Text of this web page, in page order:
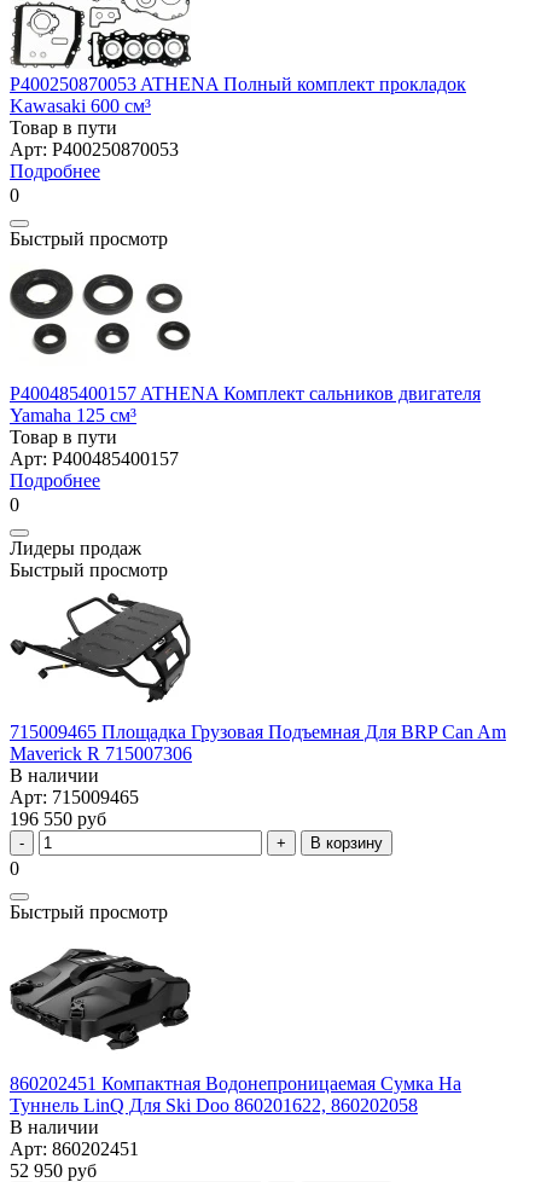
P400250870053 ATHENA Полный комплект прокладок
Kawasaki 600 см³
Товар в пути
Арт: P400250870053
Подробнее
0
Быстрый просмотр
P400485400157 ATHENA Комплект сальников двигателя
Yamaha 125 см³
Товар в пути
Арт: P400485400157
Подробнее
0
Лидеры продаж
Быстрый просмотр
715009465 Площадка Грузовая Подъемная Для BRP Can Am
Maverick R 715007306
В наличии
Арт: 715009465
196 550 руб
В корзину
0
Быстрый просмотр
860202451 Компактная Водонепроницаемая Сумка На
Туннель LinQ Для Ski Doo 860201622, 860202058
В наличии
Арт: 860202451
52 950 руб